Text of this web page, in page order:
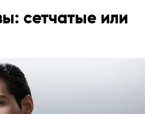
сетчатые или